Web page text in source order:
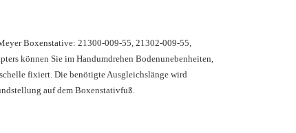
Boxenstative: 21300-009-55, 21302-009-55,
können Sie im Handumdrehen Bodenunebenheiten,
fixiert. Die benötigte Ausgleichslänge wird
auf dem Boxenstativfuß.